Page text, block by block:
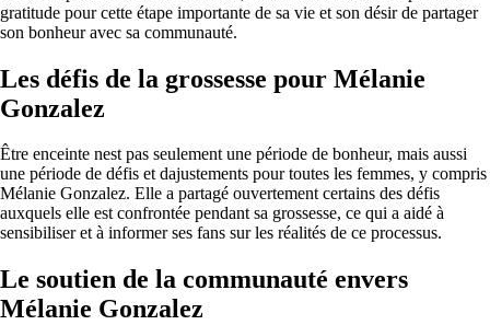
gratitude pour cette étape importante de sa vie et son désir de partager
son bonheur avec sa communauté.
Les défis de la grossesse pour Mélanie
Gonzalez
Être enceinte nest pas seulement une période de bonheur, mais aussi
une période de défis et dajustements pour toutes les femmes, y compris
Mélanie Gonzalez. Elle a partagé ouvertement certains des défis
auxquels elle est confrontée pendant sa grossesse, ce qui a aidé à
sensibiliser et à informer ses fans sur les réalités de ce processus.
Le soutien de la communauté envers
Mélanie Gonzalez